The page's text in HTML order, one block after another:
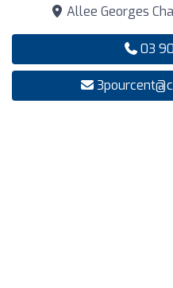
Allee Georges
03